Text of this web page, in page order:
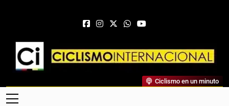
Ciclismo Internacional
Web Dedicada Al Ciclismo Mundial. Entrevistas, Análisis,
Crónicas, Previas Y Más. La Web Ciclista De Referencia.
Ciclismo en un minuto